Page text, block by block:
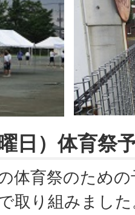
日）体育祭
体育祭のため
取り組みまし